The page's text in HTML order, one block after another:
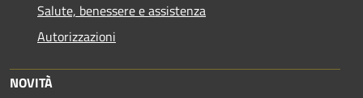
Salute, benessere e assistenza
Autorizzazioni
NOVITÀ